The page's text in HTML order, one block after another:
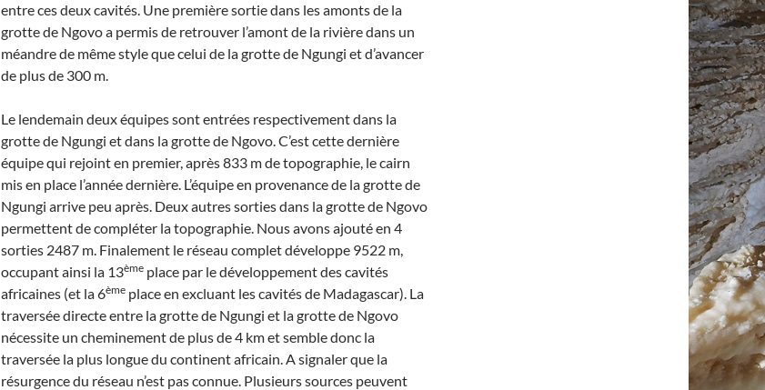
entre ces deux cavités. Une première sortie dans les amonts de la
grotte de Ngovo a permis de retrouver l’amont de la rivière dans un
méandre de même style que celui de la grotte de Ngungi et d’avancer
de plus de 300 m.
Le lendemain deux équipes sont entrées respectivement dans la
grotte de Ngungi et dans la grotte de Ngovo. C’est cette dernière
équipe qui rejoint en premier, après 833 m de topographie, le cairn
mis en place l’année dernière. L’équipe en provenance de la grotte de
Ngungi arrive peu après. Deux autres sorties dans la grotte de Ngovo
permettent de compléter la topographie. Nous avons ajouté en 4
sorties 2487 m. Finalement le réseau complet développe 9522 m,
occupant ainsi la 13ème place par le développement des cavités
africaines (et la 6ème place en excluant les cavités de Madagascar). La
traversée directe entre la grotte de Ngungi et la grotte de Ngovo
nécessite un cheminement de plus de 4 km et semble donc la
traversée la plus longue du continent africain. A signaler que la
résurgence du réseau n’est pas connue. Plusieurs sources peuvent